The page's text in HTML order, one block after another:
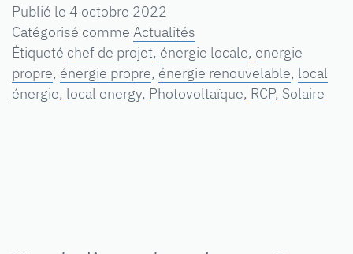
Publié le 4 octobre 2022
Catégorisé comme Actualités
Étiqueté chef de projet, énergie locale, energie
propre, énergie propre, énergie renouvelable, local
énergie, local energy, Photovoltaïque, RCP, Solaire